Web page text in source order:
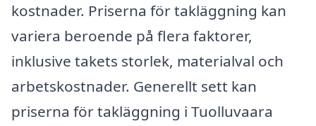
kostnader. Priserna för takläggning kan
variera beroende på flera faktorer,
inklusive takets storlek, materialval och
arbetskostnader. Generellt sett kan
priserna för takläggning i Tuolluvaara